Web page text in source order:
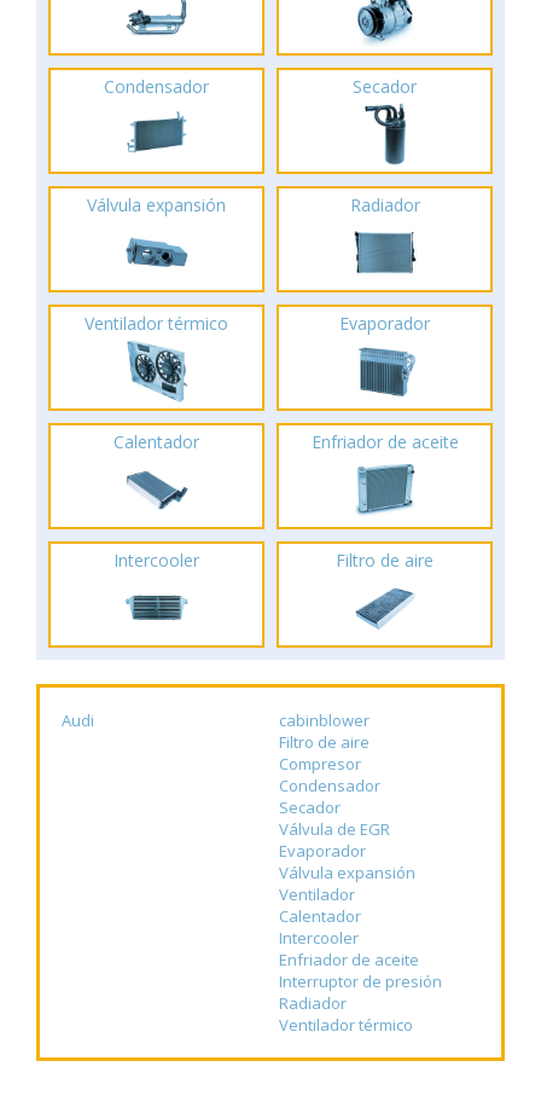
Condensador Secador
Válvula expansión Radiador
Ventilador térmico Evaporador
Calentador Enfriador de aceite
Intercooler Filtro de aire
Audi
cabinblower
Filtro de aire
Compresor
Condensador
Secador
Válvula de EGR
Evaporador
Válvula expansión
Ventilador
Calentador
Intercooler
Enfriador de aceite
Interruptor de presión
Radiador
Ventilador térmico